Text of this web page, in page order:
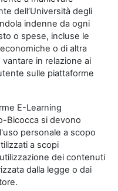
dell’Università degli
indenne da ogni
o spese, incluse le
o di altra
in relazione ai
sulle piattaforme
E-Learning
Bicocca si devono
personale a scopo
a scopi
dei contenuti
dalla legge o dai